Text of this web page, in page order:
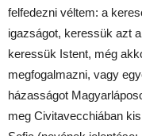
felfedezni véltem: a
igazságot, keressük azt
keressük Istent, még
megfogalmazni, vagy
házasságot
meg Civitavecchiában